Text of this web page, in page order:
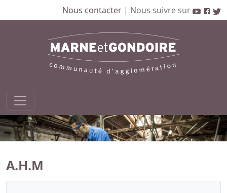
Nous contacter | Nous suivre sur
A.H.M